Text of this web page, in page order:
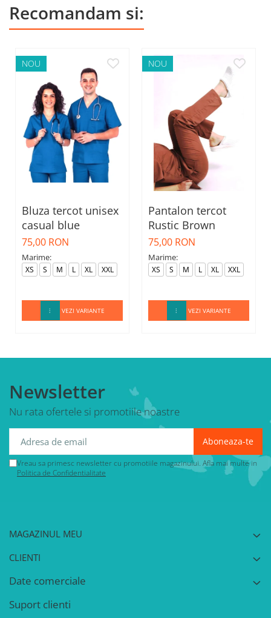
Recomandam si:
NOU
Bluza tercot unisex
casual blue
75,00 RON
Marime:
XS S M L XL XXL
VEZI VARIANTE
NOU
Pantalon tercot
Rustic Brown
75,00 RON
Marime:
XS S M L XL XXL
VEZI VARIANTE
Newsletter
Nu rata ofertele si promotiile noastre
Vreau sa primesc newsletter cu promotiile magazinului. Afla mai multe in
Politica de Confidentialitate
MAGAZINUL MEU
CLIENTI
Date comerciale
Suport clienti